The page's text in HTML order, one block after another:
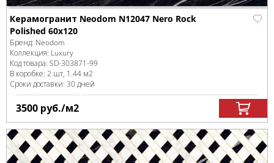
Керамогранит Neodom N12047 Nero Rock
Polished 60x120
Бренд: Neodom
Коллекция: Luxury
Код товара: SD-303871-99
В коробке: 2 шт, 1.44 м2
Сроки доставки: 30 дней
3500 руб./м2